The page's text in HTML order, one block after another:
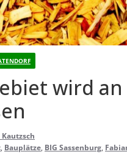
wird
, Bauplätze, BIG Sassenburg,